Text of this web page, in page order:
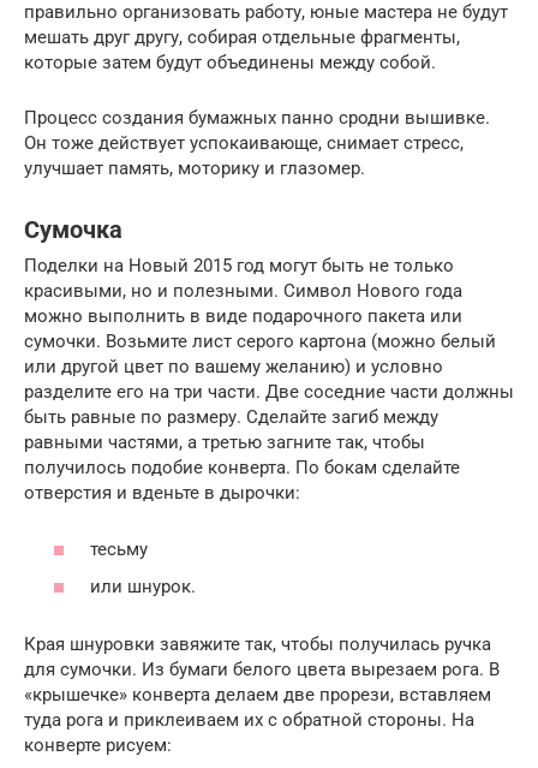
правильно организовать работу, юные мастера не будут
мешать друг другу, собирая отдельные фрагменты,
которые затем будут объединены между собой.
Процесс создания бумажных панно сродни вышивке.
Он тоже действует успокаивающе, снимает стресс,
улучшает память, моторику и глазомер.
Сумочка
Поделки на Новый 2015 год могут быть не только
красивыми, но и полезными. Символ Нового года
можно выполнить в виде подарочного пакета или
сумочки. Возьмите лист серого картона (можно белый
или другой цвет по вашему желанию) и условно
разделите его на три части. Две соседние части должны
быть равные по размеру. Сделайте загиб между
равными частями, а третью загните так, чтобы
получилось подобие конверта. По бокам сделайте
отверстия и вденьте в дырочки:
тесьму
или шнурок.
Края шнуровки завяжите так, чтобы получилась ручка
для сумочки. Из бумаги белого цвета вырезаем рога. В
«крышечке» конверта делаем две прорези, вставляем
туда рога и приклеиваем их с обратной стороны. На
конверте рисуем: